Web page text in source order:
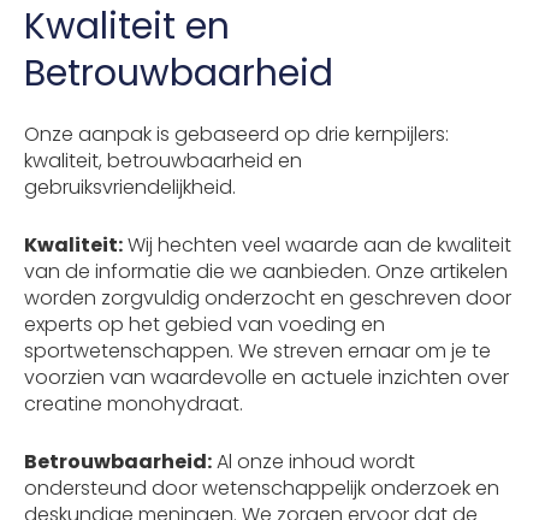
Kwaliteit en
Betrouwbaarheid
Onze aanpak is gebaseerd op drie kernpijlers:
kwaliteit, betrouwbaarheid en
gebruiksvriendelijkheid.
Kwaliteit:Wij hechten veel waarde aan de kwaliteit
van de informatie die we aanbieden. Onze artikelen
worden zorgvuldig onderzocht en geschreven door
experts op het gebied van voeding en
sportwetenschappen. We streven ernaar om je te
voorzien van waardevolle en actuele inzichten over
creatine monohydraat.
Betrouwbaarheid:Al onze inhoud wordt
ondersteund door wetenschappelijk onderzoek en
deskundige meningen. We zorgen ervoor dat de